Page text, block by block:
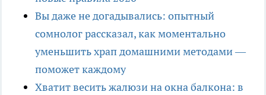
Вы даже не догадывались: опытный
сомнолог рассказал, как моментально
уменьшить храп домашними методами —
поможет каждому
Хватит весить жалюзи на окна балкона: в